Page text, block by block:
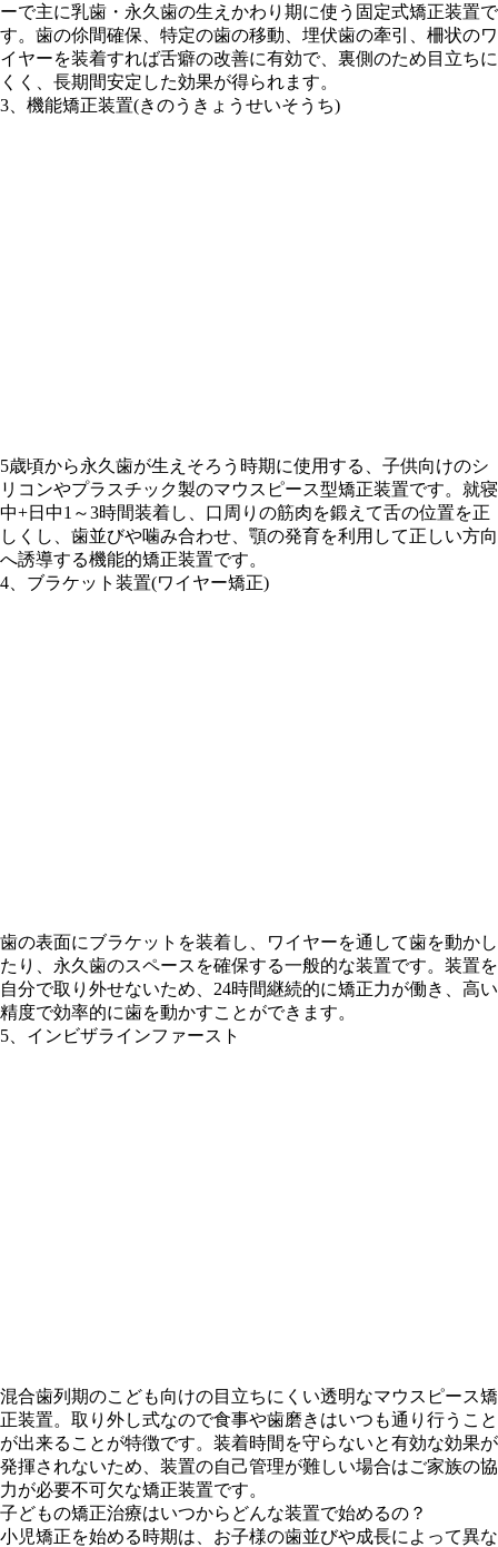
ーで主に乳歯・永久歯の生えかわり期に使う固定式矯正装置で
す。歯の伱間確保、特定の歯の移動、埋伏歯の牽引、柵状のワ
イヤーを装着すれば舌癖の改善に有効で、裏側のため目立ちに
くく、長期間安定した効果が得られます。
3、機能矯正装置(きのうきょうせいそうち)
5歳頃から永久歯が生えそろう時期に使用する、子供向けのシ
リコンやプラスチック製のマウスピース型矯正装置です。就寝
中+日中1～3時間装着し、口周りの筋肉を鍛えて舌の位置を正
しくし、歯並びや噛み合わせ、顎の発育を利用して正しい方向
へ誘導する機能的矯正装置です。
4、ブラケット装置(ワイヤー矯正)
歯の表面にブラケットを装着し、ワイヤーを通して歯を動かし
たり、永久歯のスペースを確保する一般的な装置です。装置を
自分で取り外せないため、24時間継続的に矯正力が働き、高い
精度で効率的に歯を動かすことができます。
5、インビザラインファースト
混合歯列期のこども向けの目立ちにくい透明なマウスピース矯
正装置。取り外し式なので食事や歯磨きはいつも通り行うこと
が出来ることが特徴です。装着時間を守らないと有効な効果が
発揮されないため、装置の自己管理が難しい場合はご家族の協
力が必要不可欠な矯正装置です。
子どもの矯正治療はいつからどんな装置で始めるの？
小児矯正を始める時期は、お子様の歯並びや成長によって異な